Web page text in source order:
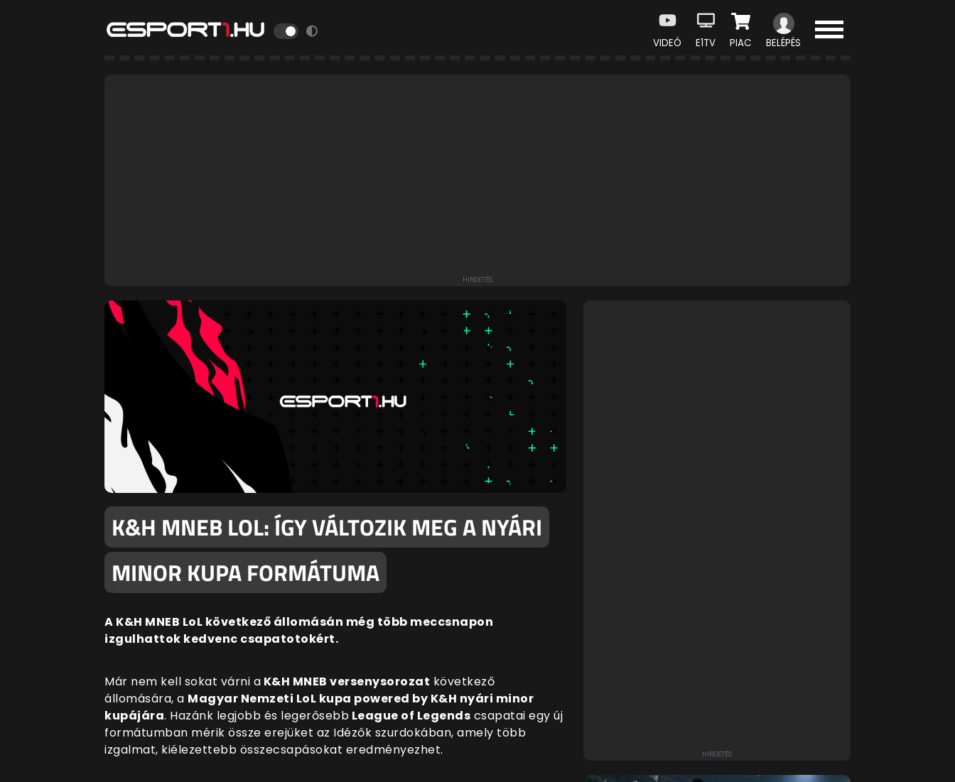
VIDEÓ E1TV PIAC BELÉPÉS
K&H MNEB LOL: ÍGY VÁLTOZIK MEG A NYÁRI
MINOR KUPA FORMÁTUMA
A K&H MNEB LoL következő állomásán még több meccsnapon
izgulhattok kedvenc csapatotokért.
Már nem kell sokat várni a K&H MNEB versenysorozat következő
állomására, a Magyar Nemzeti LoL kupa powered by K&H nyári minor
kupájára. Hazánk legjobb és legerősebb League of Legends csapatai egy új
formátumban mérik össze erejüket az Idézők szurdokában, amely több
izgalmat, kiélezettebb összecsapásokat eredményezhet.